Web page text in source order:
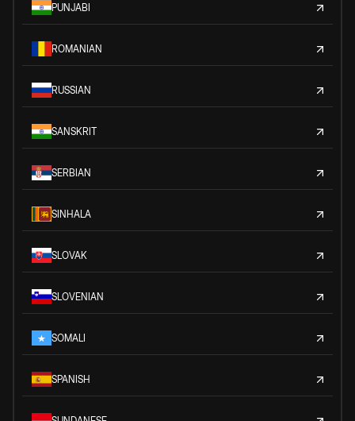
PUNJABI
ROMANIAN
RUSSIAN
SANSKRIT
SERBIAN
SINHALA
SLOVAK
SLOVENIAN
SOMALI
SPANISH